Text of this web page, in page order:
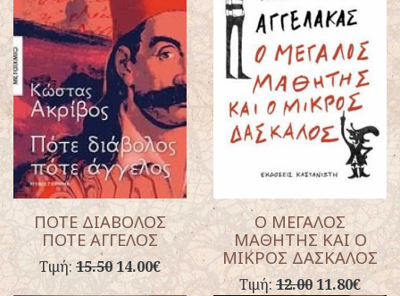
ΠΟΤΕ ΔΙΑΒΟΛΟΣ
ΠΟΤΕ ΑΓΓΕΛΟΣ
Τιμή: 15.5014.00€
Ο ΜΕΓΑΛΟΣ
ΜΑΘΗΤΗΣ ΚΑΙ Ο
ΜΙΚΡΟΣ ΔΑΣΚΑΛΟΣ
Τιμή:12.0011.80€